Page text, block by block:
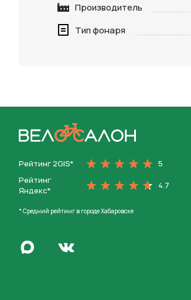
Производитель
Тип фонаря
Рейтинг 2GIS*
5
Рейтинг
Яндекс*
4.7
* Средний рейтинг в городе Хабаровске
Написать в MaxПерейти во Вконтакте